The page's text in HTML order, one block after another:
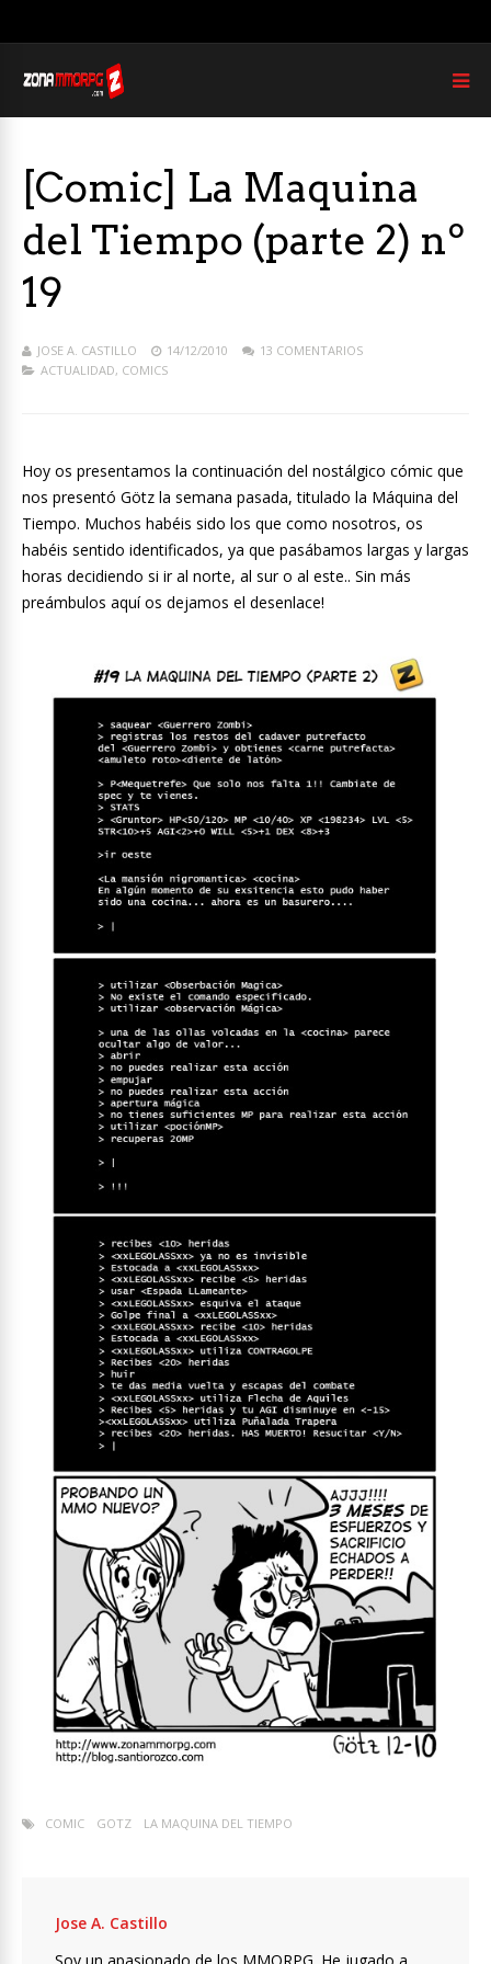
[Comic] La Maquina
del Tiempo (parte 2) nº
19
JOSE A. CASTILLO 14/12/2010
13 COMENTARIOS
ACTUALIDAD, COMICS
Hoy os presentamos la continuación del nostálgico cómic que
nos presentó Götz la semana pasada, titulado la Máquina del
Tiempo. Muchos habéis sido los que como nosotros, os
habéis sentido identificados, ya que pasábamos largas y largas
horas decidiendo si ir al norte, al sur o al este.. Sin más
preámbulos aquí os dejamos el desenlace!
COMIC GOTZ LA MAQUINA DEL TIEMPO
Jose A. Castillo